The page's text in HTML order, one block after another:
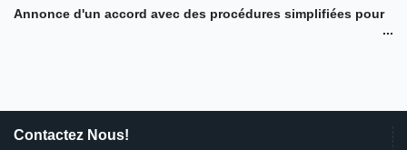
Annonce d'un accord avec des procédures simplifiées pour
...
Contactez Nous!